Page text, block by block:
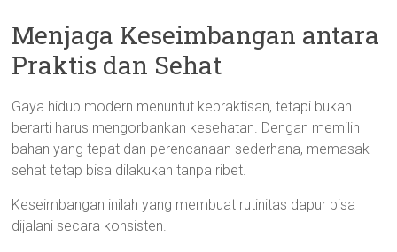
Menjaga Keseimbangan antara
Praktis dan Sehat
Gaya hidup modern menuntut kepraktisan, tetapi bukan
berarti harus mengorbankan kesehatan. Dengan memilih
bahan yang tepat dan perencanaan sederhana, memasak
sehat tetap bisa dilakukan tanpa ribet.
Keseimbangan inilah yang membuat rutinitas dapur bisa
dijalani secara konsisten.